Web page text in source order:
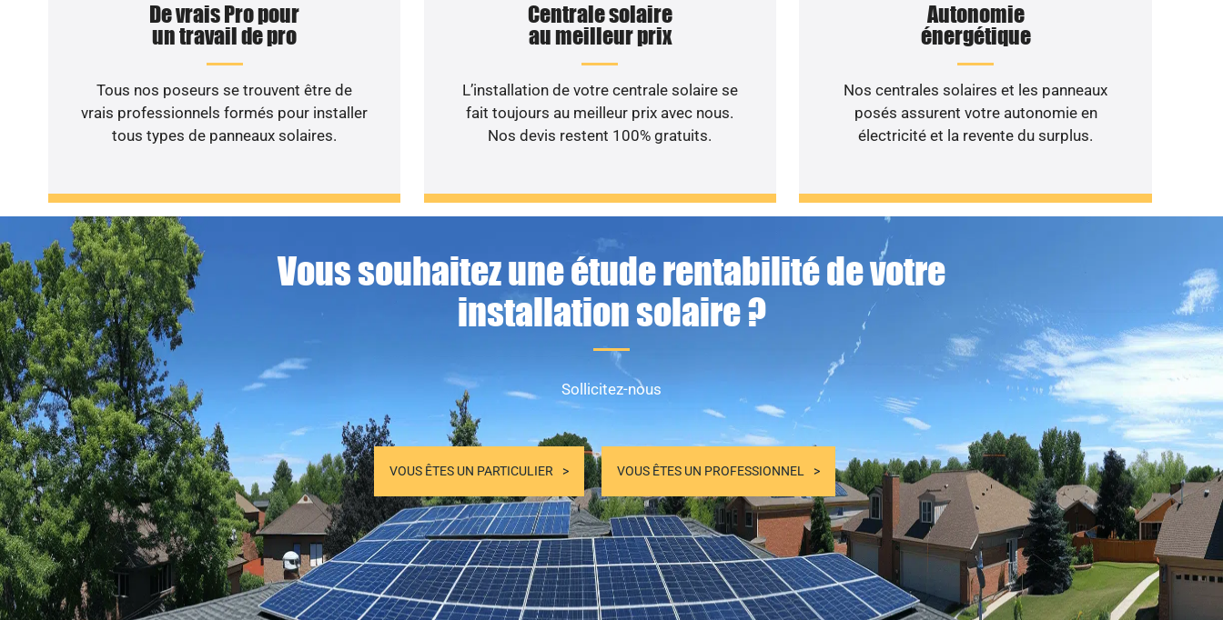
De vrais Pro pour
un travail de pro
Tous nos poseurs se trouvent être de
vrais professionnels formés pour installer
tous types de panneaux solaires.
Centrale solaire
au meilleur prix
L’installation de votre centrale solaire se
fait toujours au meilleur prix avec nous.
Nos devis restent 100% gratuits.
Autonomie
énergétique
Nos centrales solaires et les panneaux
posés assurent votre autonomie en
électricité et la revente du surplus.
Vous souhaitez une étude rentabilité de votre
installation solaire ?
Sollicitez-nous
VOUS ÊTES UN PARTICULIER VOUS ÊTES UN PROFESSIONNEL